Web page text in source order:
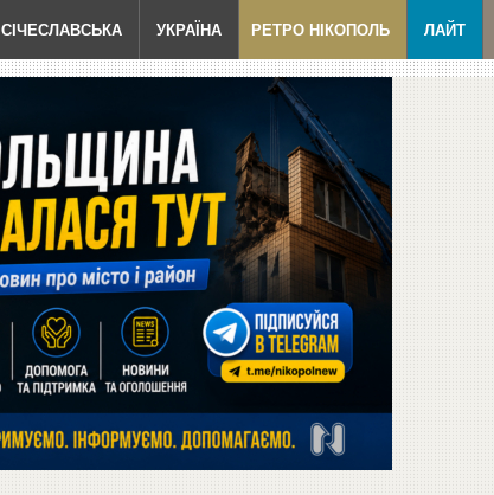
СІЧЕСЛАВСЬКА УКРАЇНА РЕТРО НІКОПОЛЬ ЛАЙТ